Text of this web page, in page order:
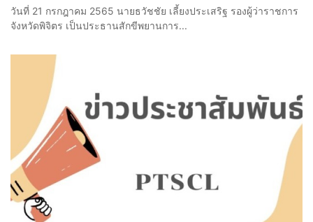
วันที่ 21 กรกฎาคม 2565 นายธวัชชัย เลี้ยงประเสริฐ รองผู้ว่าราชการ
จังหวัดพิจิตร เป็นประธานสักขีพยานการ...